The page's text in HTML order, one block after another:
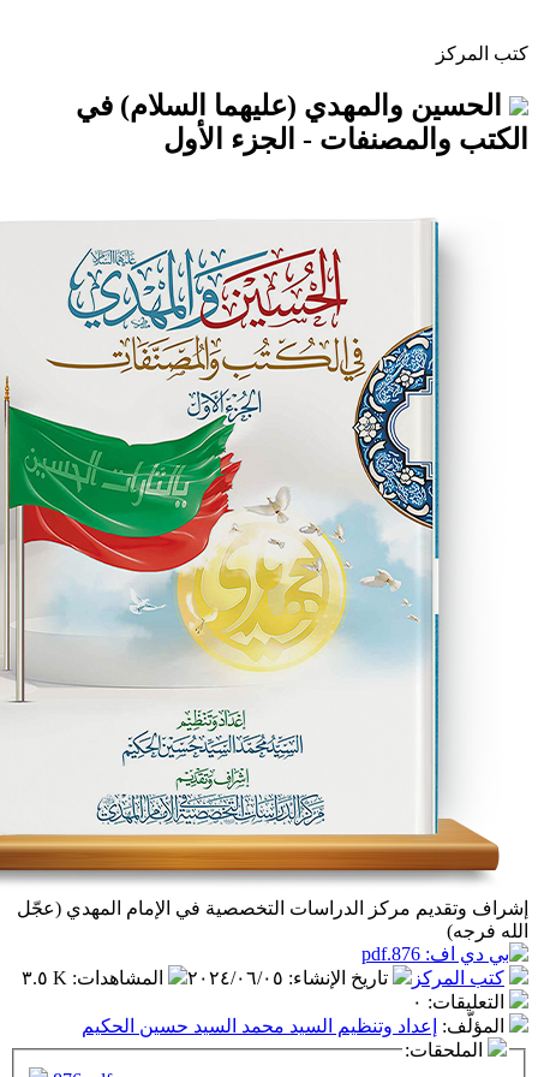
والمهدي (عليهما السلام) في
- الجزء الأول
مركز الدراسات التخصصية في الإمام المهدي (عجّل
تاريخ الإنشاء:٢٠٢٤/٠٦/٠٥ المشاهدات:٣.٥ K
٠
وتنظيم السيد محمد السيد حسين الحكيم